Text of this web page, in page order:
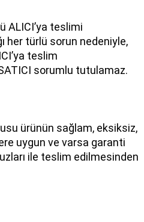
ALICI’ya teslimi
her türlü sorun nedeniyle,
teslim
sorumlu tutulamaz.
ürünün sağlam, eksiksiz,
uygun ve varsa garanti
ile teslim edilmesinden